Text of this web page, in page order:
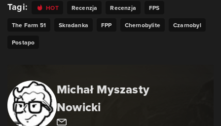
Tagi: HOT Recenzja Recenzja FPS
The Farm 51 Skradanka FPP Chernobylite Czarnobyl
Postapo
Michał Myszasty
Nowicki